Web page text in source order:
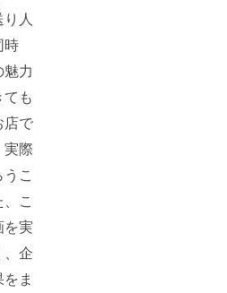
人
時
力
も
店で
際
こ
こ
実
企
ま